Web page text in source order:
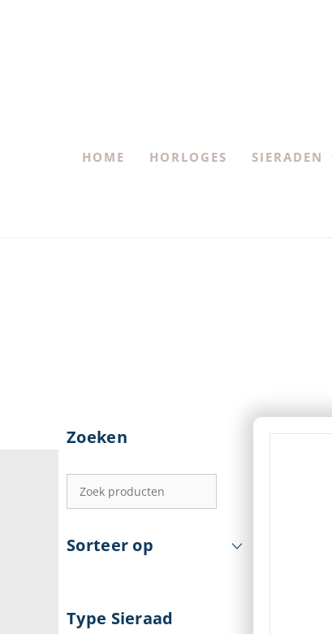
HOME HORLOGES SIERADEN
Zoeken
Sorteer op
Type Sieraad